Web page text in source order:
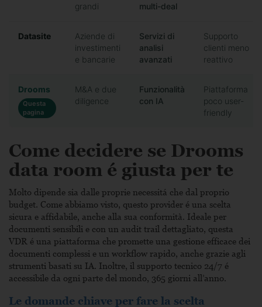
grandi
multi-deal
Datasite
Aziende di
investimenti
e bancarie
Servizi di
analisi
avanzati
Supporto
clienti meno
reattivo
Drooms
Questa
pagina
M&A e due
diligence
Funzionalità
con IA
Piattaforma
poco user-
friendly
Come decidere se Drooms
data room é giusta per te
Molto dipende sia dalle proprie necessitá che dal proprio
budget. Come abbiamo visto, questo provider é una scelta
sicura e affidabile, anche alla sua conformità. Ideale per
documenti sensibili e con un audit trail dettagliato, questa
VDR é una piattaforma che promette una gestione efficace dei
documenti complessi e un workflow rapido, anche grazie agli
strumenti basati su IA. Inoltre, il supporto tecnico 24/7 é
accessibile da ogni parte del mondo, 365 giorni all’anno.
Le domande chiave per fare la scelta